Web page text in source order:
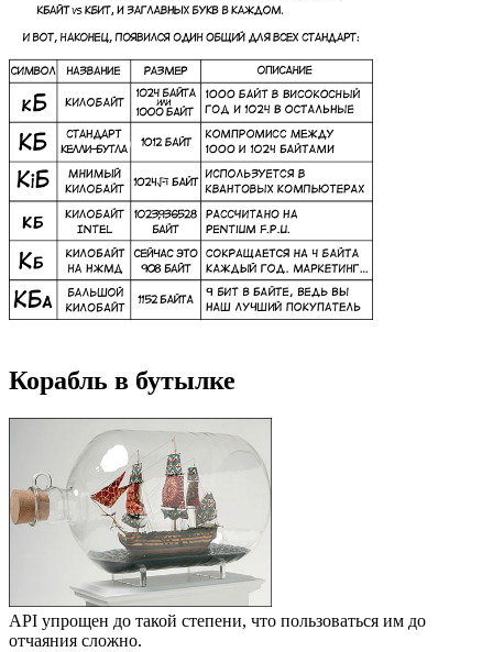
Корабль в бутылке
API упрощен до такой степени, что пользоваться им до
отчаяния сложно.